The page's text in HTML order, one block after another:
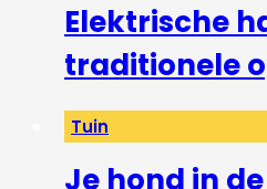
Elektrische
traditionele
Tuin
Je hond in